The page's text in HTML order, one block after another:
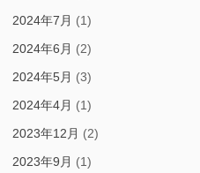
2024年7月 (1)
2024年6月 (2)
2024年5月 (3)
2024年4月 (1)
2023年12月 (2)
2023年9月 (1)